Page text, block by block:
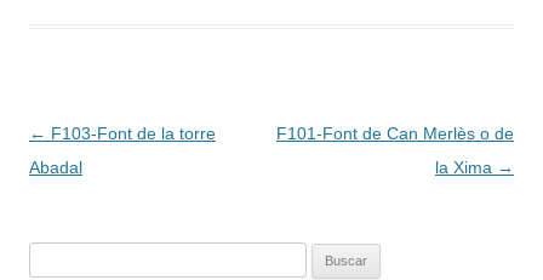
Navegación
de
← F103-Font de la torre
Abadal
F101-Font de Can Merlès o de
la Xima →